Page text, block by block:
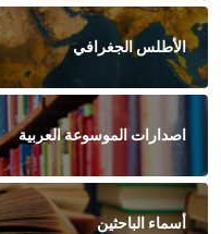
الأطلس الجغرافي
اصدارات الموسوعة العربية
أسماء الباحثين